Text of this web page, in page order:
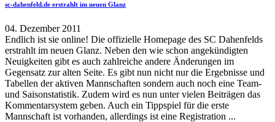
sc-dahenfeld.de erstrahlt im neuen Glanz
04. Dezember 2011
Endlich ist sie online! Die offizielle Homepage des SC Dahenfelds
erstrahlt im neuen Glanz. Neben den wie schon angekündigten
Neuigkeiten gibt es auch zahlreiche andere Änderungen im
Gegensatz zur alten Seite. Es gibt nun nicht nur die Ergebnisse und
Tabellen der aktiven Mannschaften sondern auch noch eine Team-
und Saisonstatistik. Zudem wird es nun unter vielen Beiträgen das
Kommentarsystem geben. Auch ein Tippspiel für die erste
Mannschaft ist vorhanden, allerdings ist eine Registration ...